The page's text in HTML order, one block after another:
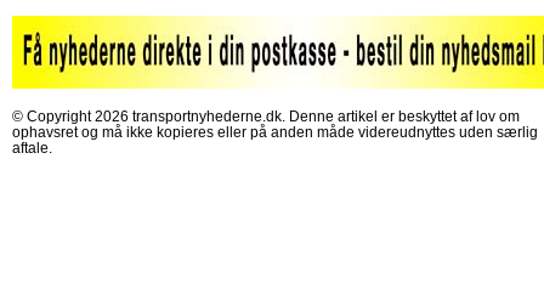
© Copyright 2026 transportnyhederne.dk. Denne artikel er beskyttet af lov om
ophavsret og må ikke kopieres eller på anden måde videreudnyttes uden særlig
aftale.